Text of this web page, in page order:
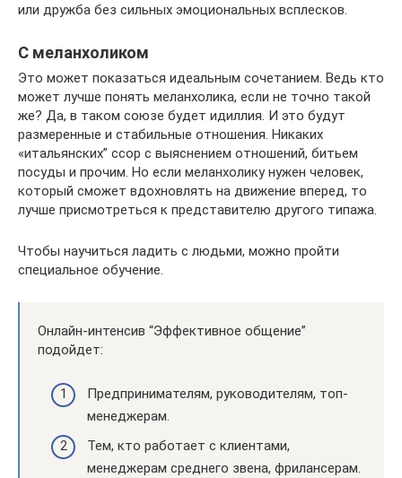
или дружба без сильных эмоциональных всплесков.
С меланхоликом
Это может показаться идеальным сочетанием. Ведь кто
может лучше понять меланхолика, если не точно такой
же? Да, в таком союзе будет идиллия. И это будут
размеренные и стабильные отношения. Никаких
«итальянских” ссор с выяснением отношений, битьем
посуды и прочим. Но если меланхолику нужен человек,
который сможет вдохновлять на движение вперед, то
лучше присмотреться к представителю другого типажа.
Чтобы научиться ладить с людьми, можно пройти
специальное обучение.
Онлайн-интенсив “Эффективное общение”
подойдет:
Предпринимателям, руководителям, топ-
менеджерам.
Тем, кто работает с клиентами,
менеджерам среднего звена, фрилансерам.